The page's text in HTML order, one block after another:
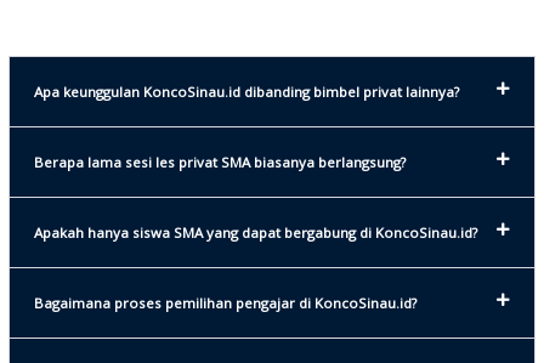
Apa keunggulan KoncoSinau.id dibanding bimbel privat lainnya?
Berapa lama sesi les privat SMA biasanya berlangsung?
Apakah hanya siswa SMA yang dapat bergabung di KoncoSinau.id?
Bagaimana proses pemilihan pengajar di KoncoSinau.id?